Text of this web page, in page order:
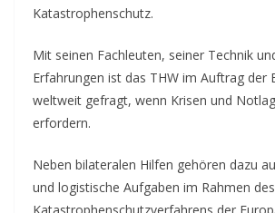
Katastrophenschutz.
Mit seinen Fachleuten, seiner Technik
Erfahrungen ist das THW im Auftrag der
weltweit gefragt, wenn Krisen und
erfordern.
Neben bilateralen Hilfen gehören dazu
und logistische Aufgaben im Rahmen des